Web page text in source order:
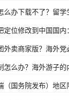
办下载不了？留学
定位修改到中国国
外卖商家版？海外
怎么办？海外游子
（国务院发布）地